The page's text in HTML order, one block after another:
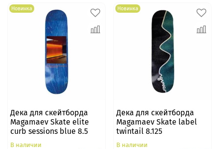
Новинка
Дека для скейтборда
Magamaev Skate elite
curb sessions blue 8.5
В наличии
Новинка
Дека для скейтборда
Magamaev Skate label
twintail 8.125
В наличии